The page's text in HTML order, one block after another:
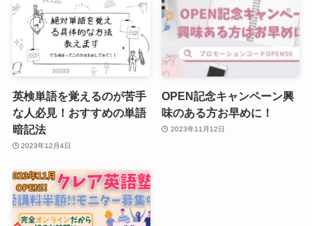
英検単語を覚えるのが苦手
な人必見！おすすめの単語
暗記法
2023年12月4日
OPEN記念キャンペーン興
味のある方お早めに！
2023年11月12日